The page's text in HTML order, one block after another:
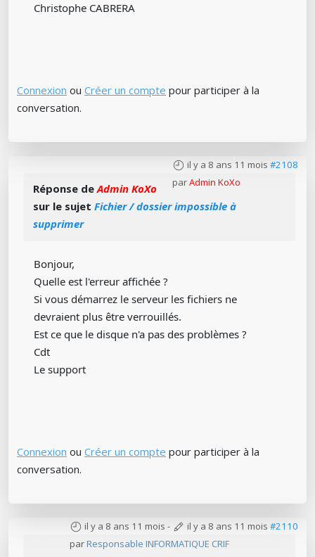
Christophe CABRERA
Connexion ou Créer un compte pour participer à la
conversation.
il y a 8 ans 11 mois #2108
parAdmin KoXo
Réponse deAdmin KoXo
sur le sujet Fichier / dossier impossible à
supprimer
Bonjour,
Quelle est l'erreur affichée ?
Si vous démarrez le serveur les fichiers ne
devraient plus être verrouillés.
Est ce que le disque n'a pas des problèmes ?
Cdt
Le support
Connexion ou Créer un compte pour participer à la
conversation.
il y a 8 ans 11 mois - il y a 8 ans 11 mois #2110
par Responsable INFORMATIQUE CRIF